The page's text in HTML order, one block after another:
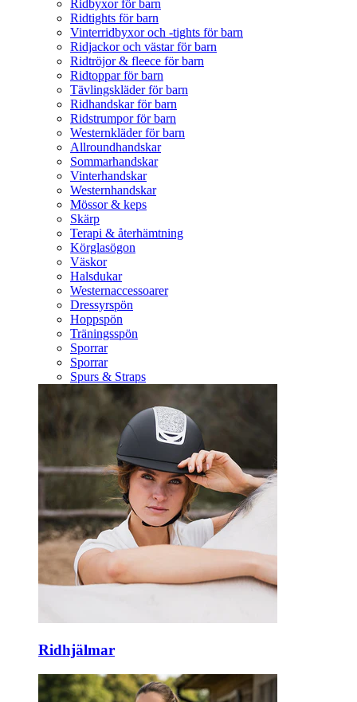
Ridbyxor för barn
Ridtights för barn
Vinterridbyxor och -tights för barn
Ridjackor och västar för barn
Ridtröjor & fleece för barn
Ridtoppar för barn
Tävlingskläder för barn
Ridhandskar för barn
Ridstrumpor för barn
Westernkläder för barn
Allroundhandskar
Sommarhandskar
Vinterhandskar
Westernhandskar
Mössor & keps
Skärp
Terapi & återhämtning
Körglasögon
Väskor
Halsdukar
Westernaccessoarer
Dressyrspön
Hoppspön
Träningsspön
Sporrar
Sporrar
Spurs & Straps
Ridhjälmar